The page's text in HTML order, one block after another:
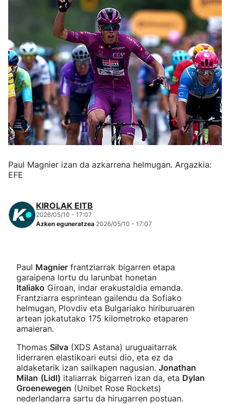
Herri-kirolak
Eskubaloia
Kirolak 360
Atletismoa
Mendi-lasterketak
Paul Magnier izan da azkarrena helmugan. Argazkia:
EFE
KIROLAK EITB
2026/05/10 - 17:07
Azken eguneratzea 2026/05/10 - 17:07
Paul Magnier frantziarrak bigarren etapa
garaipena lortu du larunbat honetan
Italiako Giroan, indar erakustaldia emanda.
Frantziarra esprintean gailendu da Sofiako
helmugan, Plovdiv eta Bulgariako hiriburuaren
artean jokatutako 175 kilometroko etaparen
amaieran.
Thomas Silva (XDS Astana) uruguaitarrak
liderraren elastikoari eutsi dio, eta ez da
aldaketarik izan sailkapen nagusian. Jonathan
Milan (Lidl) italiarrak bigarren izan da, eta Dylan
Groenewegen (Unibet Rose Rockets)
nederlandarra sartu da hirugarren postuan.